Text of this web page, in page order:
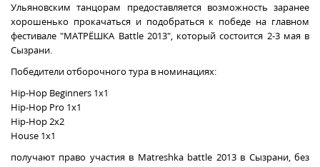
Ульяновским танцорам предоставляется возможность заранее
хорошенько прокачаться и подобраться к победе на главном
фестивале "МАТРЁШКА Battle 2013", который состоится 2-3 мая в
Сызрани.
Победители отборочного тура в номинациях:
Hip-Hop Beginners 1x1
Hip-Hop Pro 1x1
Hip-Hop 2x2
House 1x1
получают право участия в Matreshka battle 2013 в Сызрани, без